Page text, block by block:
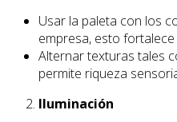
Usar la paleta con los
empresa, esto fortalece
Alternar texturas tales
permite riqueza
Iluminación